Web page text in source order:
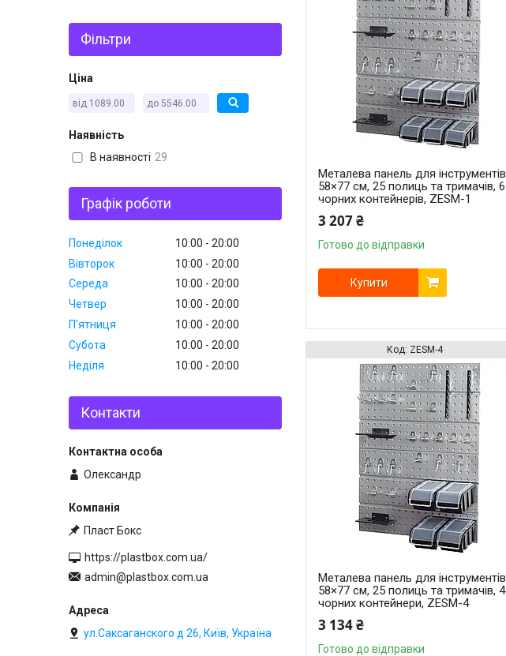
Металева панель для інструментів
58×77 см, 25 полиць та тримачів, 6
чорних контейнерів, ZESM-1
3 207 ₴
Готово до відправки
Купити
ZESM-4
Металева панель для інструментів
58×77 см, 25 полиць та тримачів, 4
чорних контейнери, ZESM-4
3 134 ₴
Готово до відправки
Фільтри
Ціна
Наявність
В наявності 29
Графік роботи
Понеділок 10:00
20:00
Вівторок
10:00
20:00
Середа
10:00
20:00
Четвер
10:00
20:00
Пʼятниця
10:00
20:00
Субота
10:00
20:00
Неділя
10:00 20:00
Контакти
Олександр
Пласт Бокс
https://plastbox.com.ua/
admin@plastbox.com.ua
ул.Саксаганского д 26, Київ, Україна